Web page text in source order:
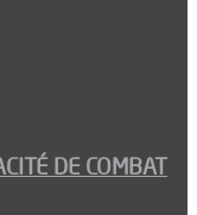
DE COMBAT